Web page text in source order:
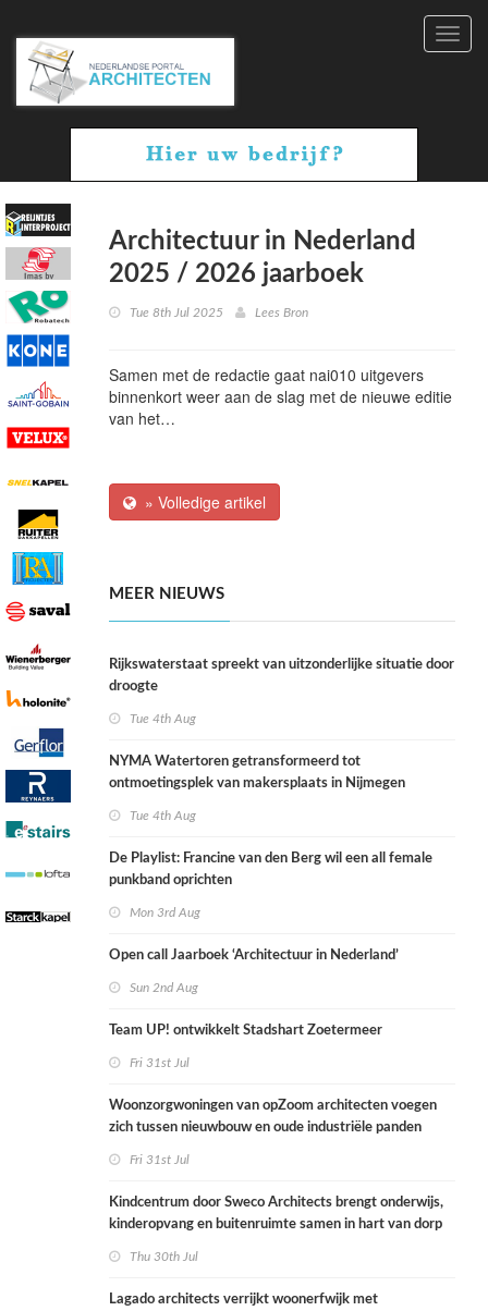
Architectuur in Nederland
2025 / 2026 jaarboek
Tue 8th Jul 2025 Lees Bron
Samen met de redactie gaat nai010 uitgevers
binnenkort weer aan de slag met de nieuwe editie
van het…
» Volledige artikel
MEER NIEUWS
Rijkswaterstaat spreekt van uitzonderlijke situatie door
droogte
Tue 4th Aug
NYMA Watertoren getransformeerd tot
ontmoetingsplek van makersplaats in Nijmegen
Tue 4th Aug
De Playlist: Francine van den Berg wil een all female
punkband oprichten
Mon 3rd Aug
Open call Jaarboek ‘Architectuur in Nederland’
Sun 2nd Aug
Team UP! ontwikkelt Stadshart Zoetermeer
Fri 31st Jul
Woonzorgwoningen van opZoom architecten voegen
zich tussen nieuwbouw en oude industriële panden
Fri 31st Jul
Kindcentrum door Sweco Architects brengt onderwijs,
kinderopvang en buitenruimte samen in hart van dorp
Thu 30th Jul
Lagado architects verrijkt woonerfwijk met